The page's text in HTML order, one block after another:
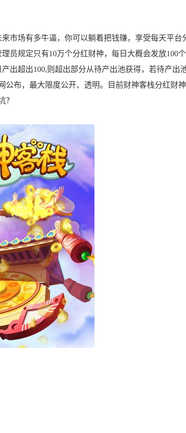
场有多牛逼，你可以躺着把钱赚，享受每天平台
员规定只有10万个分红财神，每日大概会发放100个
出超出100,则超出部分从待产出池获得，若待产出
公布，最大限度公开、透明。目前财神客栈分红财
？